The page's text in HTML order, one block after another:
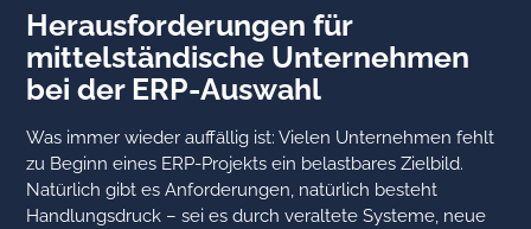
Herausforderungen für
mittelständische Unternehmen
bei der ERP-Auswahl
Was immer wieder auffällig ist: Vielen Unternehmen fehlt
zu Beginn eines ERP-Projekts ein belastbares Zielbild.
Natürlich gibt es Anforderungen, natürlich besteht
Handlungsdruck – sei es durch veraltete Systeme, neue